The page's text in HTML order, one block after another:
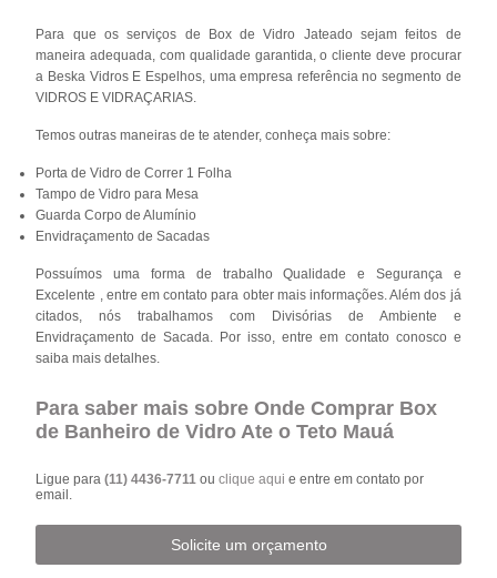
Para que os serviços de Box de Vidro Jateado sejam feitos de
maneira adequada, com qualidade garantida, o cliente deve procurar
a Beska Vidros E Espelhos, uma empresa referência no segmento de
VIDROS E VIDRAÇARIAS.
Temos outras maneiras de te atender, conheça mais sobre:
Porta de Vidro de Correr 1 Folha
Tampo de Vidro para Mesa
Guarda Corpo de Alumínio
Envidraçamento de Sacadas
Possuímos uma forma de trabalho Qualidade e Segurança e
Excelente , entre em contato para obter mais informações. Além dos já
citados, nós trabalhamos com Divisórias de Ambiente e
Envidraçamento de Sacada. Por isso, entre em contato conosco e
saiba mais detalhes.
Para saber mais sobre Onde Comprar Box
de Banheiro de Vidro Ate o Teto Mauá
Ligue para(11) 4436-7711ouclique aqui e entre em contato por
email.
Solicite um orçamento